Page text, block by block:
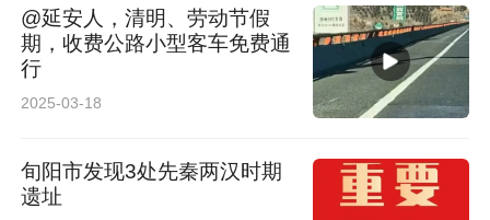
织实施的住户收支与生活状况调查，按季度发
布。
国家统计局采用分层、多阶段、与人口规模大小
成比例的概率抽样方法，在全国31个省（区、
市）的1800个县（市、区）随机抽选16万个居民
@延安人，清明、劳动节假
期，收费公路小型客车免费通
行
2025-03-18
旬阳市发现3处先秦两汉时期
遗址